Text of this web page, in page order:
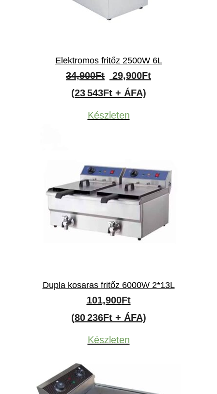
Elektromos fritőz 2500W 6L
34,900Ft
Original
price
was:
29,900FtCurrent
(23 543Ft + ÁFA)
Készleten
Dupla kosaras fritőz 6000W 2*13L
101,900Ft
(80 236Ft + ÁFA)
Készleten